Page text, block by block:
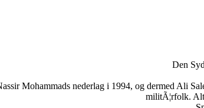
Den
Mohammads nederlag i 1994, og dermed Ali
militÃ¦rfolk. Alt